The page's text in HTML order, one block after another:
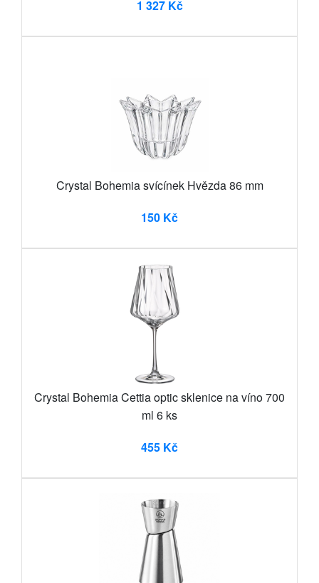
1 327 Kč
Crystal Bohemia svícínek Hvězda 86 mm
150 Kč
Crystal Bohemia Cettia optic sklenice na víno 700
ml 6 ks
455 Kč